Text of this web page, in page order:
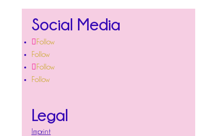
Social Media
Follow
Follow
Follow
Follow
Legal
Imprint